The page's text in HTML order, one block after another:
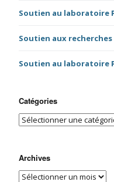
Soutien au laboratoire
Soutien aux
Soutien au laboratoire
Catégories
Archives